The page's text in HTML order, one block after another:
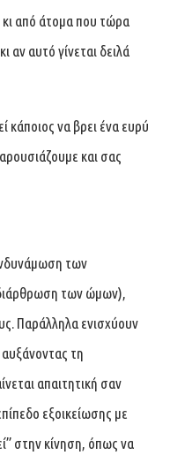
από άτομα που τώρα
αν αυτό γίνεται δειλά
να βρει ένα ευρύ
και σας
των
των ώμων),
Παράλληλα ενισχύουν
τη
απαιτητική σαν
εξοικείωσης με
στην κίνηση, όπως να